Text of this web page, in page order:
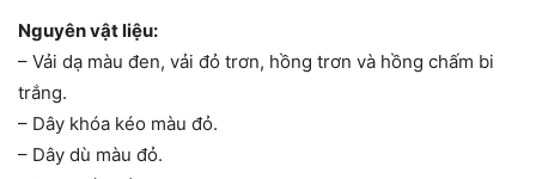
Nguyên vật liệu:
– Vải dạ màu đen, vải đỏ trơn, hồng trơn và hồng chấm bi
trắng.
– Dây khóa kéo màu đỏ.
– Dây dù màu đỏ.